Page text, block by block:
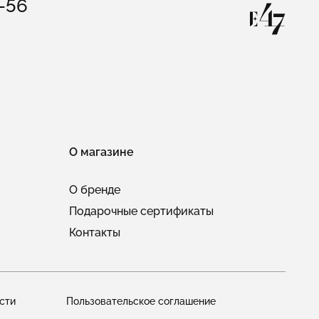
56
О магазине
О бренде
Подарочные сертификаты
Контакты
Пользовательское соглашение